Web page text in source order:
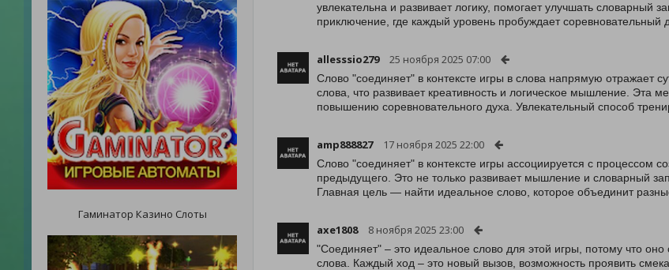
Гаминатор Казино Слоты
увлекательна и развивает логику, помогает улучшать словарный
приключение, где каждый уровень пробуждает соревновательный
allesssio279 25 ноября 2025 07:00
Слово "соединяет" в контексте игры в слова напрямую отражает
слова, что развивает креативность и логическое мышление. Эта
повышению соревновательного духа. Увлекательный способ
amp888827 17 ноября 2025 22:00
Слово "соединяет" в контексте игры ассоциируется с процессом
предыдущего. Это не только развивает мышление и словарный
Главная цель — найти идеальное слово, которое объединит
axe1808 8 ноября 2025 23:00
"Соединяет" – это идеальное слово для этой игры, потому что
слова. Каждый ход – это новый вызов, возможность проявить